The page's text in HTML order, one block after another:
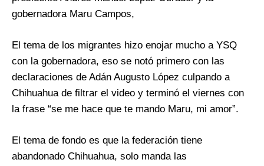
gobernadora Maru Campos,
El tema de los migrantes hizo enojar mucho a YSQ
con la gobernadora, eso se notó primero con las
declaraciones de Adán Augusto López culpando a
Chihuahua de filtrar el video y terminó el viernes con
la frase “se me hace que te mando Maru, mi amor”.
El tema de fondo es que la federación tiene
abandonado Chihuahua, solo manda las